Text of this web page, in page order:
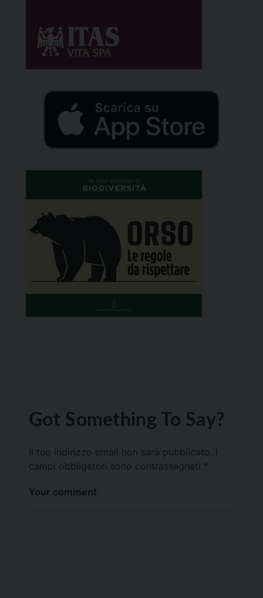
Got Something To Say?
Il tuo indirizzo email non sarà pubblicato.
campi obbligatori sono contrassegnati *
Your comment